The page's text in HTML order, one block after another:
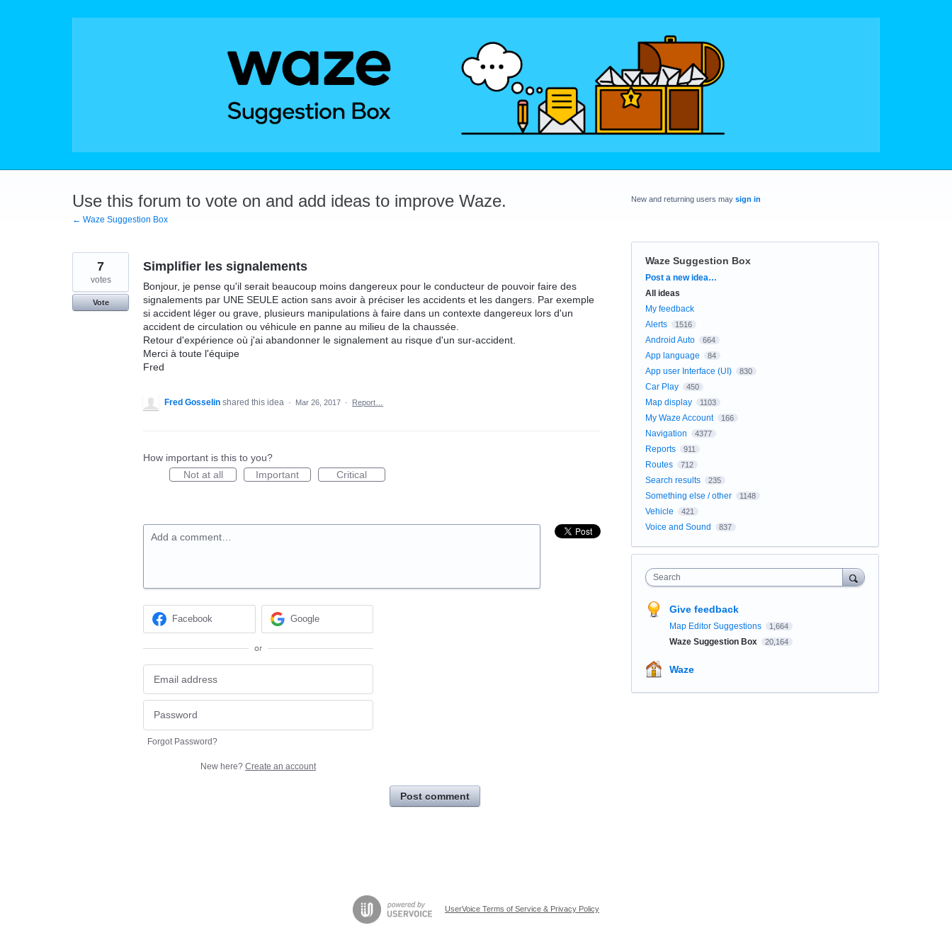
Use this forum to vote on and add ideas to improve Waze.
← Waze Suggestion Box
Simplifier les signalements
Bonjour, je pense qu'il serait beaucoup moins dangereux pour le conducteur de pouvoir faire des
signalements par UNE SEULE action sans avoir à préciser les accidents et les dangers. Par exemple
si accident léger ou grave, plusieurs manipulations à faire dans un contexte dangereux lors d'un
accident de circulation ou véhicule en panne au milieu de la chaussée.
Retour d'expérience où j'ai abandonner le signalement au risque d'un sur-accident.
Merci à toute l'équipe
Fred
7
votes
Vote
Fred Gosselin shared this idea · Mar 26, 2017 · Report…
How important is this to you?
Not at all
Important Critical
Add a comment…
Facebook Google
or
Forgot Password?
New here? Create an account
Post comment
New and returning users may sign in
Waze Suggestion Box
Categories
Post a new idea…
All ideas
My feedback
Alerts
1516
Android Auto 664
App language 84
App user Interface (UI) 830
Car Play 450
Map display 1103
My Waze Account 166
Navigation 4377
Reports 911
Routes 712
Search results 235
Something else / other 1148
Vehicle 421
Voice and Sound 837
Search
Give feedback
Map Editor Suggestions 1,664
Waze Suggestion Box 20,164
Waze
UserVoice Terms of Service & Privacy Policy